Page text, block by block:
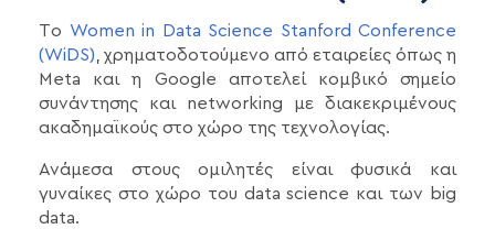
Tο Women in Data Science Stanford Conference
(WiDS), χρηματοδοτούμενο από εταιρείες όπως η
Meta και η Google αποτελεί κομβικό σημείο
συνάντησης και networking με διακεκριμένους
ακαδημαϊκούς στο χώρο της τεχνολογίας.
Ανάμεσα στους ομιλητές είναι φυσικά και
γυναίκες στο χώρο του data science και των big
data.